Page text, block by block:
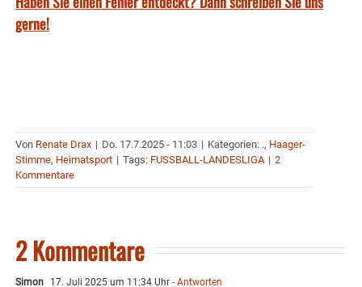
gerne!
Von Renate Drax | Do. 17.7.2025 - 11:03 | Kategorien: ., Haager-
Stimme, Heimatsport | Tags: FUSSBALL-LANDESLIGA | 2
Kommentare
2 Kommentare
Simon 17. Juli 2025 um 11:34 Uhr - Antworten